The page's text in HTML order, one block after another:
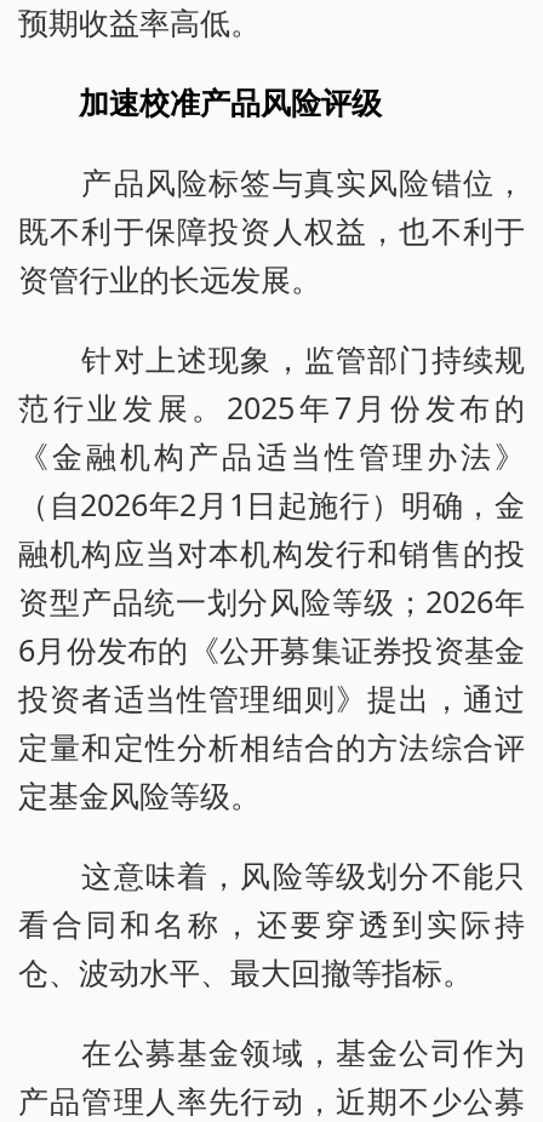
预期收益率高低。
加速校准产品风险评级
产品风险标签与真实风险错位，
既不利于保障投资人权益，也不利于
资管行业的长远发展。
针对上述现象，监管部门持续规
范行业发展。2025年7月份发布的
《金融机构产品适当性管理办法》
（自2026年2月1日起施行）明确，金
融机构应当对本机构发行和销售的投
资型产品统一划分风险等级；2026年
6月份发布的《公开募集证券投资基金
投资者适当性管理细则》提出，通过
定量和定性分析相结合的方法综合评
定基金风险等级。
这意味着，风险等级划分不能只
看合同和名称，还要穿透到实际持
仓、波动水平、最大回撤等指标。
在公募基金领域，基金公司作为
产品管理人率先行动，近期不少公募